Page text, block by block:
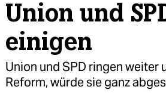
Union und
einigen
Union und SPD ringen
Reform, würde sie ganz